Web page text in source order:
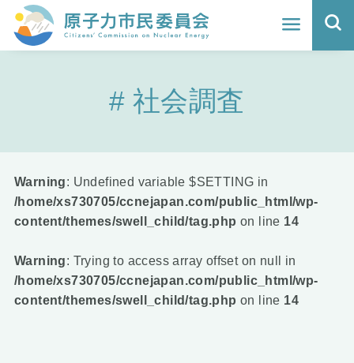
ホーム
よくわかる福島原発事故
核のごみの行方と課題
どうする？エネルギー
原子力市民委員会について
社会調査
Warning: Undefined variable $SETTING in
/home/xs730705/ccnejapan.com/public_html/wp-
content/themes/swell_child/tag.php on line 14
Warning: Trying to access array offset on null in
/home/xs730705/ccnejapan.com/public_html/wp-
content/themes/swell_child/tag.php on line 14